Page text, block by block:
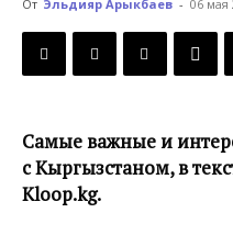
Новости
От Эльдияр Арыкбаев - 06 мая
Самые важные и
с Кыргызстаном, в
Kloop.kg.